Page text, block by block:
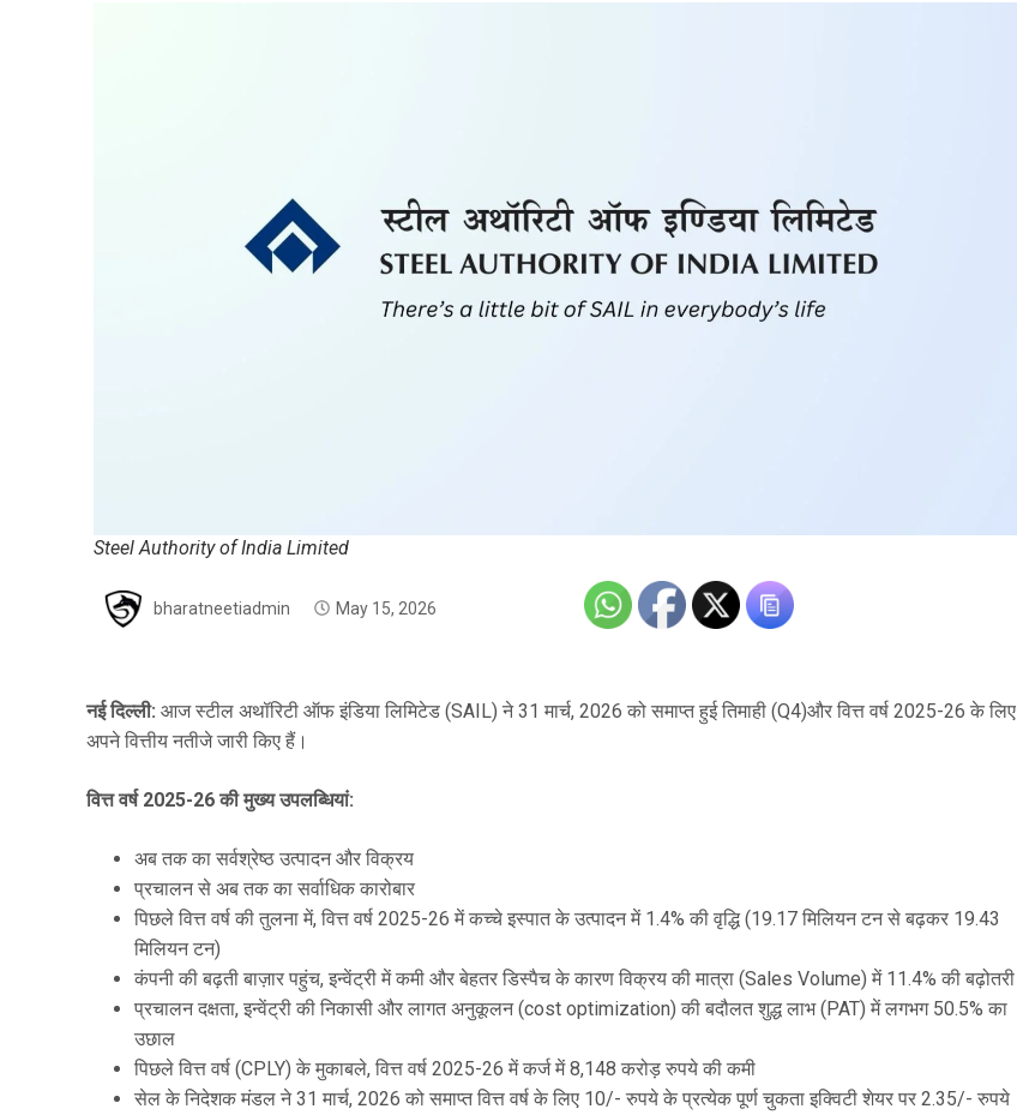
Steel Authority of India Limited
bharatneetiadmin May 15, 2026
नई दिल्ली: आज स्टील अथॉरिटी ऑफ इंडिया लिमिटेड (SAIL) ने 31 मार्च, 2026 को समाप्त हुई तिमाही (Q4)और वित्त वर्ष 2025-26 के लिए
अपने वित्तीय नतीजे जारी किए हैं।
वित्त वर्ष 2025-26 की मुख्य उपलब्धियां:
अब तक का सर्वश्रेष्ठ उत्पादन और विक्रय
प्रचालन से अब तक का सर्वाधिक कारोबार
पिछले वित्त वर्ष की तुलना में, वित्त वर्ष 2025-26 में कच्चे इस्पात के उत्पादन में 1.4% की वृद्धि (19.17 मिलियन टन से बढ़कर 19.43
मिलियन टन)
कंपनी की बढ़ती बाज़ार पहुंच, इन्वेंट्री में कमी और बेहतर डिस्पैच के कारण विक्रय की मात्रा (Sales Volume) में 11.4% की बढ़ोतरी
प्रचालन दक्षता, इन्वेंट्री की निकासी और लागत अनुकूलन (cost optimization) की बदौलत शुद्ध लाभ (PAT) में लगभग 50.5% का
उछाल
पिछले वित्त वर्ष (CPLY) के मुकाबले, वित्त वर्ष 2025-26 में कर्ज में 8,148 करोड़ रुपये की कमी
सेल के निदेशक मंडल ने 31 मार्च, 2026 को समाप्त वित्त वर्ष के लिए 10/- रुपये के प्रत्येक पूर्ण चुकता इक्विटी शेयर पर 2.35/- रुपये